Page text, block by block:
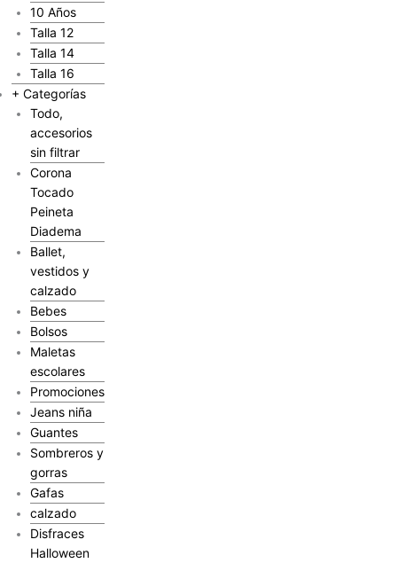
10 Años
Talla 12
Talla 14
Talla 16
+ Categorías
Todo,
accesorios
sin filtrar
Corona
Tocado
Peineta
Diadema
Ballet,
vestidos y
calzado
Bebes
Bolsos
Maletas
escolares
Promociones
Jeans niña
Guantes
Sombreros y
gorras
Gafas
calzado
Disfraces
Halloween